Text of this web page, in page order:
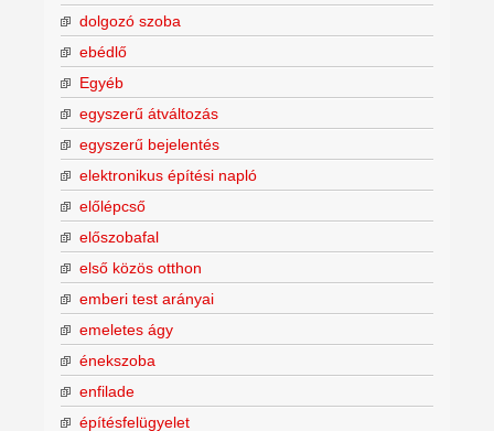
dolgozó szoba
ebédlő
Egyéb
egyszerű átváltozás
egyszerű bejelentés
elektronikus építési napló
előlépcső
előszobafal
első közös otthon
emberi test arányai
emeletes ágy
énekszoba
enfilade
építésfelügyelet